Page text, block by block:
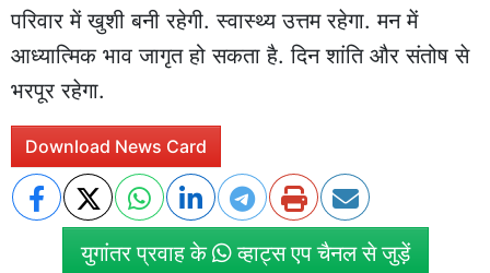
परिवार में खुशी बनी रहेगी. स्वास्थ्य उत्तम रहेगा. मन में
आध्यात्मिक भाव जागृत हो सकता है. दिन शांति और संतोष से
भरपूर रहेगा.
Download News Card
युगांतर प्रवाह के व्हाट्स एप चैनल से जुड़ें